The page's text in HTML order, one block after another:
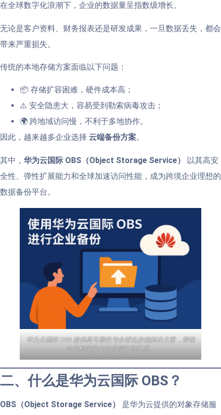
在全球数字化浪潮下，企业的数据量呈指数级增长。
无论是客户资料、财务报表还是研发成果，一旦数据丢失，都会
带来严重损失。
传统的本地存储方案面临以下问题：
📦 存储扩容困难，硬件成本高；
⚠️ 安全隐患大，容易受到勒索病毒攻击；
🌍 跨地域访问慢，不利于多地协作。
因此，越来越多企业选择 云端备份方案。
其中， 华为云国际 OBS（Object Storage Service）
以其高安
全性、弹性扩展能力和全球加速访问性能，成为跨境企业理想的
数据备份平台。
华为云国际 OBS 提供高可靠性与全球化存储解决方案，帮助
企业构建安全的云端备份体系。
二、什么是华为云国际 OBS？
OBS（Object Storage Service）
是华为云提供的对象存储服